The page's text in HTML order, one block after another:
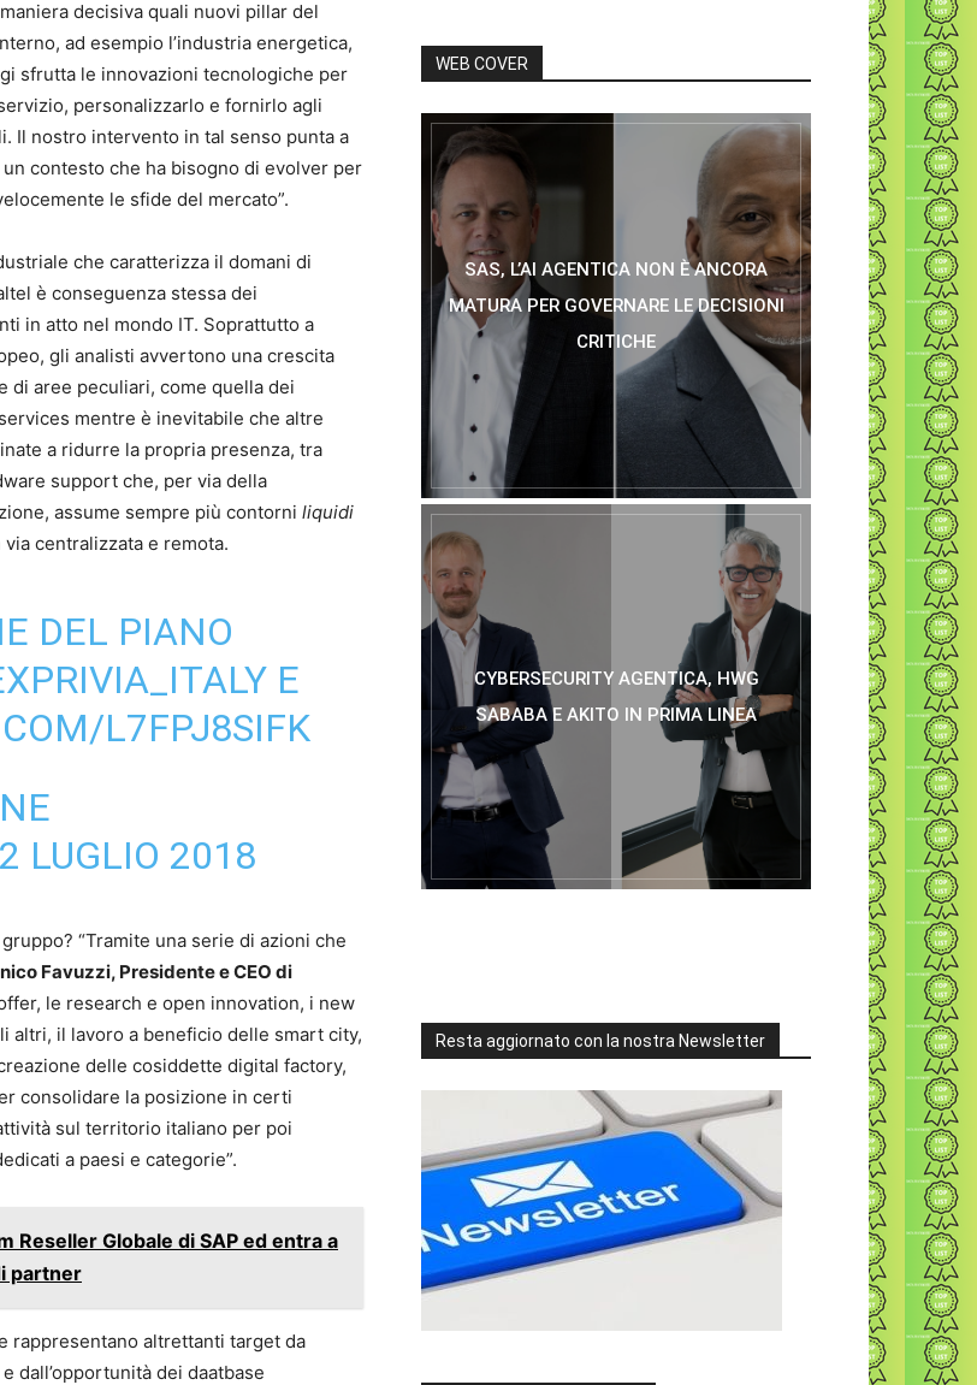
decisiva quali nuovi pillar del
ad esempio l’industria energetica,
sfrutta le innovazioni tecnologiche per
personalizzarlo e fornirlo agli
Il nostro intervento in tal senso punta a
contesto che ha bisogno di evolver per
le sfide del mercato”.
che caratterizza il domani di
è conseguenza stessa dei
in atto nel mondo IT. Soprattutto a
gli analisti avvertono una crescita
di aree peculiari, come quella dei
mentre è inevitabile che altre
a ridurre la propria presenza, tra
support che, per via della
assume sempre più contorni liquidi
centralizzata e remota.
DEL PIANO
E
L7FPJ8SIFK
LUGLIO 2018
“Tramite una serie di azioni che
Favuzzi, Presidente e CEO di
le research e open innovation, i new
altri, il lavoro a beneficio delle smart city,
delle cosiddette digital factory,
consolidare la posizione in certi
sul territorio italiano per poi
a paesi e categorie”.
Reseller Globale di SAP ed entra a
partner
rappresentano altrettanti target da
dall’opportunità dei daatbase
WEB COVER
SAS, L’AI AGENTICA NON È ANCORA
MATURA PER GOVERNARE LE DECISIONI
CRITICHE
CYBERSECURITY AGENTICA, HWG
SABABA E AKITO IN PRIMA LINEA
Resta aggiornato con la nostra Newsletter